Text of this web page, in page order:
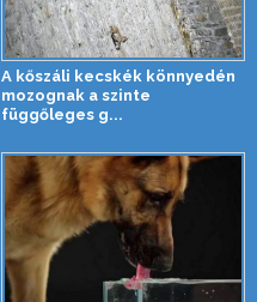
A kőszáli kecskék könnyedén
mozognak a szinte
függőleges g...